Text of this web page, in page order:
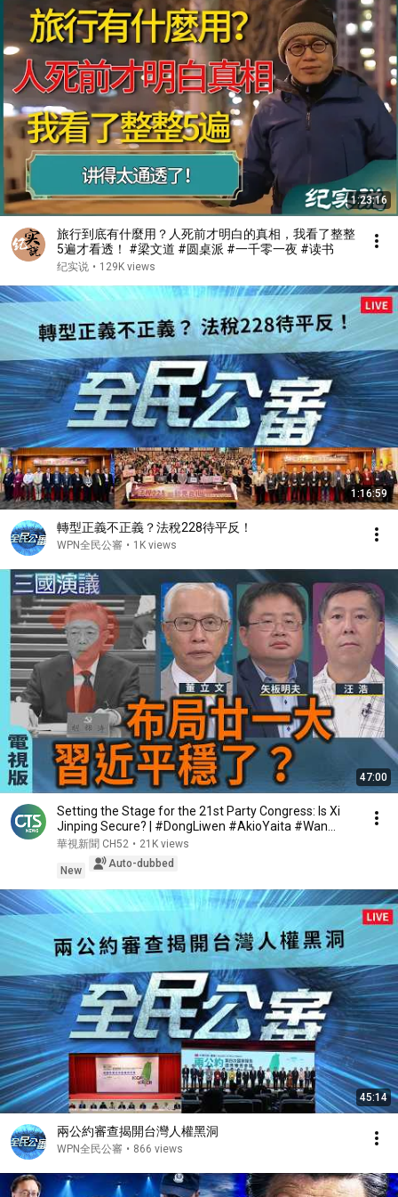
1:23:16
旅行到底有什麼用？人死前才明白的真相，我看了整整
5遍才看透！ #梁文道 #圆桌派 #一千零一夜 #读书
纪实说 • 129K views
1:16:59
轉型正義不正義？法稅228待平反！
WPN全民公審 • 1K views
47:00
Setting the Stage for the 21st Party Congress: Is Xi
Jinping Secure? | #DongLiwen #AkioYaita #Wan...
華視新聞 CH52 • 21K views
New
Auto-dubbed
45:14
兩公約審查揭開台灣人權黑洞
WPN全民公審 • 866 views